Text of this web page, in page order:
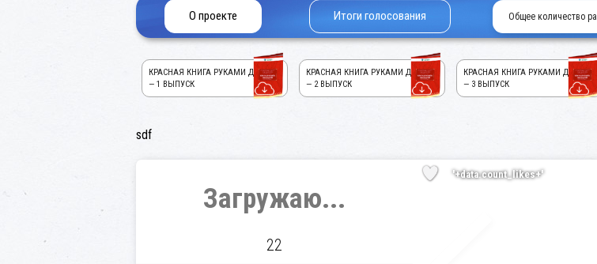
О проекте Итоги голосования Общее количество
КРАСНАЯ КНИГА РУКАМИ ДЕТЕЙ!
— 1 ВЫПУСК
КРАСНАЯ КНИГА РУКАМИ ДЕТЕЙ!
— 2 ВЫПУСК
КРАСНАЯ КНИГА РУКАМИ ДЕТЕЙ!
— 3 ВЫПУСК
sdf
Загружаю...
22
'+data.count_likes+'